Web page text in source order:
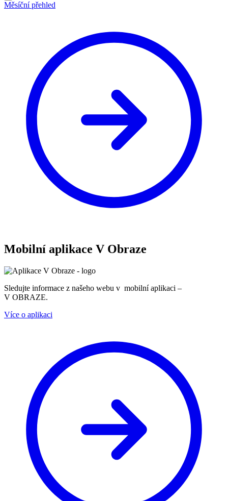
Měsíční přehled
Mobilní aplikace V Obraze
Sledujte informace z našeho webu v mobilní aplikaci –
V OBRAZE.
Více o aplikaci